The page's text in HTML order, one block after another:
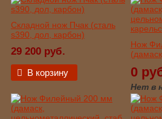
Складной нож Пчак (сталь
s390, дол, карбон)
29 200 руб.
В корзину
Нож
0
Нет в